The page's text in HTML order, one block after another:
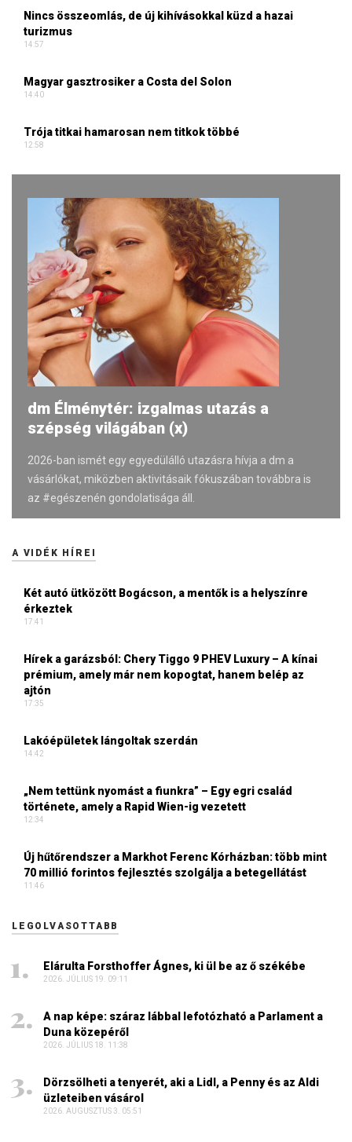
Nincs összeomlás, de új kihívásokkal küzd a hazai
turizmus
14:57
Magyar gasztrosiker a Costa del Solon
14:40
Trója titkai hamarosan nem titkok többé
12:58
dm Élménytér: izgalmas utazás a
szépség világában (x)
2026-ban ismét egy egyedülálló utazásra hívja a dm a
vásárlókat, miközben aktivitásaik fókuszában továbbra is
az #egészenén gondolatisága áll.
A VIDÉK HÍREI
Két autó ütközött Bogácson, a mentők is a helyszínre
érkeztek
17:41
Hírek a garázsból: Chery Tiggo 9 PHEV Luxury – A kínai
prémium, amely már nem kopogtat, hanem belép az
ajtón
17:35
Lakóépületek lángoltak szerdán
14:42
„Nem tettünk nyomást a fiunkra” – Egy egri család
története, amely a Rapid Wien-ig vezetett
12:34
Új hűtőrendszer a Markhot Ferenc Kórházban: több mint
70 millió forintos fejlesztés szolgálja a betegellátást
11:46
LEGOLVASOTTABB
Elárulta Forsthoffer Ágnes, ki ül be az ő székébe
2026. JÚLIUS 19. 09:11
A nap képe: száraz lábbal lefotózható a Parlament a
Duna közepéről
2026. JÚLIUS 18. 11:38
Dörzsölheti a tenyerét, aki a Lidl, a Penny és az Aldi
üzleteiben vásárol
2026. AUGUSZTUS 3. 05:51